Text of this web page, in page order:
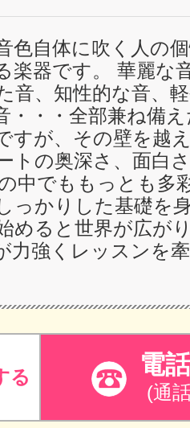
色自体に吹く人の
楽器です。 華麗な
音、知性的な音、
・・・全部兼ね備
すが、その壁を越
トの奥深さ、面白
中でももっとも多
っかりした基礎を
めると世界が広が
力強くレッスンを
る 電
(通